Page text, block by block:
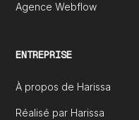
Agence Webflow
ENTREPRISE
À propos de Harissa
Réalisé par Harissa